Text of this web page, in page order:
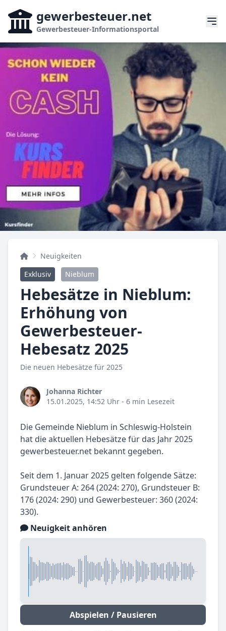
gewerbesteuer.net
Gewerbesteuer-Informationsportal
Neuigkeiten
Exklusiv
Nieblum
Hebesätze in Nieblum:
Erhöhung von
Gewerbesteuer-
Hebesatz 2025
Die neuen Hebesätze für 2025
Johanna Richter
15.01.2025, 14:52 Uhr - 6 min Lesezeit
Die Gemeinde Nieblum in Schleswig-Holstein
hat die aktuellen Hebesätze für das Jahr 2025
gewerbesteuer.net bekannt gegeben.
Seit dem 1. Januar 2025 gelten folgende Sätze:
Grundsteuer A: 264 (2024: 270), Grundsteuer B:
176 (2024: 290) und Gewerbesteuer: 360 (2024:
330).
Neuigkeit anhören
Abspielen / Pausieren